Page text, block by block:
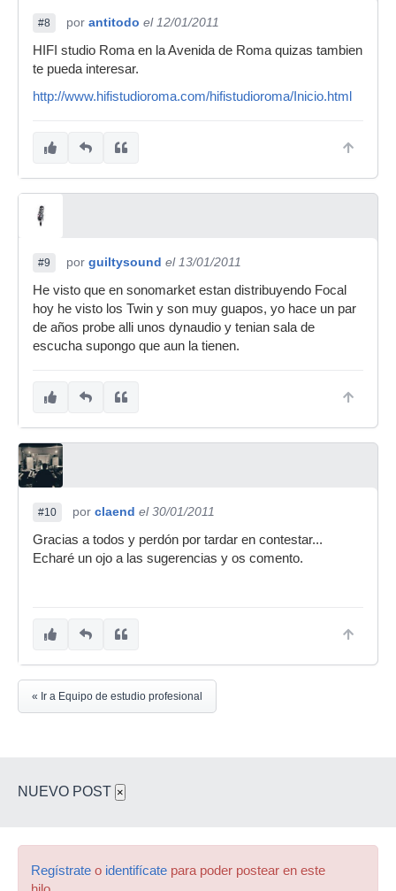
#8 por antitodo el 12/01/2011
HIFI studio Roma en la Avenida de Roma quizas tambien
te pueda interesar.
http://www.hifistudioroma.com/hifistudioroma/Inicio.html
#9 por guiltysound el 13/01/2011
He visto que en sonomarket estan distribuyendo Focal
hoy he visto los Twin y son muy guapos, yo hace un par
de años probe alli unos dynaudio y tenian sala de
escucha supongo que aun la tienen.
#10 por claend el 30/01/2011
Gracias a todos y perdón por tardar en contestar...
Echaré un ojo a las sugerencias y os comento.
« Ir a Equipo de estudio profesional
NUEVO POST ×
Regístrate o identifícate para poder postear en este